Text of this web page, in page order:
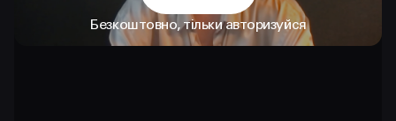
Безкоштовно, тільки авторизуйся